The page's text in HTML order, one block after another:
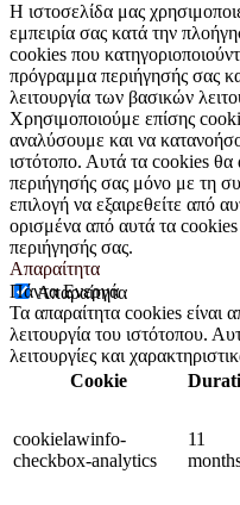
Η ιστοσελίδα μας
εμπειρία σας κατά την
cookies που
πρόγραμμα περιήγησής σας
λειτουργία των βασικών
Χρησιμοποιούμε επίσης
αναλύσουμε και να
ιστότοπο. Αυτά τα cookies
περιήγησής σας μόνο με τη
επιλογή να εξαιρεθείτε από
ορισμένα από αυτά τα cookies
περιήγησής σας.
Απαραίτητα
Απαραίτητα
Πάντα Ενεργά
Τα απαραίτητα cookies είναι
λειτουργία του ιστότοπου.
λειτουργίες και
Cookie
cookielawinfo-
checkbox-analytics
11